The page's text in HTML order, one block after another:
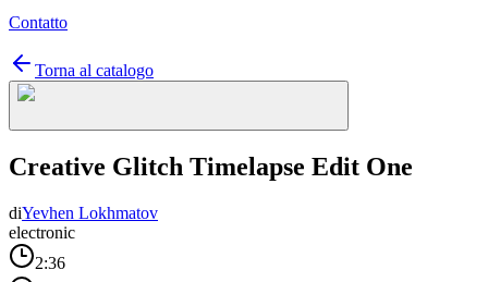
Contatto
Torna al catalogo
Creative Glitch Timelapse Edit One
diYevhen Lokhmatov
electronic
2:36